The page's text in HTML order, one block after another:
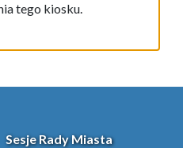
tego kiosku.
Sesje Rady Miasta